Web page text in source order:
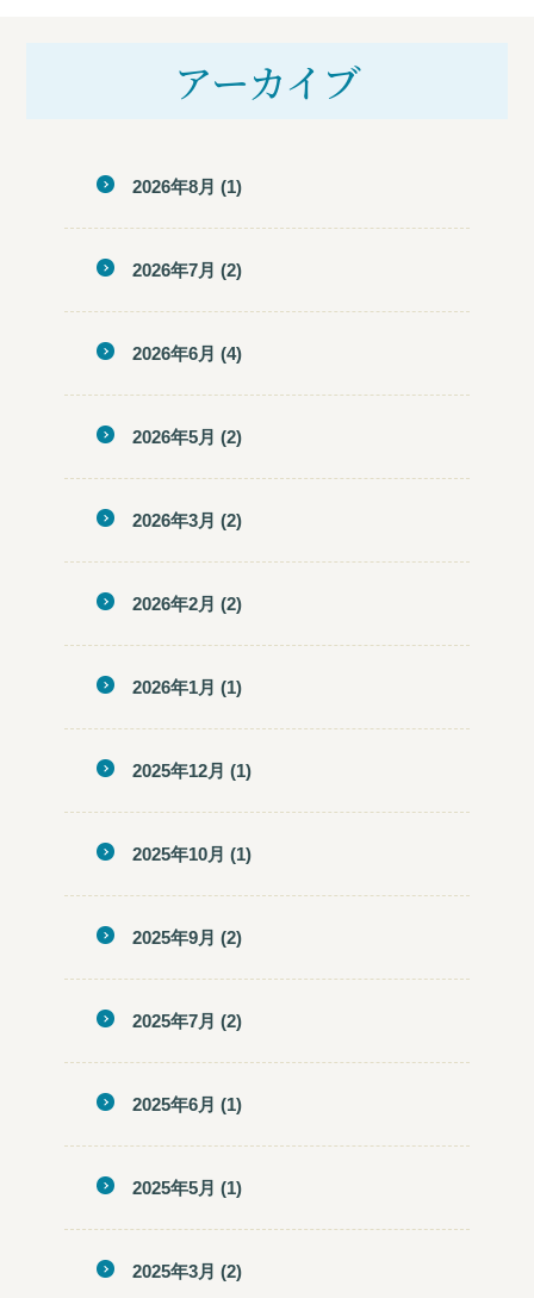
アーカイブ
2026年8月 (1)
2026年7月 (2)
2026年6月 (4)
2026年5月 (2)
2026年3月 (2)
2026年2月 (2)
2026年1月 (1)
2025年12月 (1)
2025年10月 (1)
2025年9月 (2)
2025年7月 (2)
2025年6月 (1)
2025年5月 (1)
2025年3月 (2)